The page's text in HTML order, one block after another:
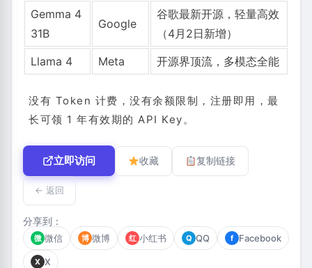
Gemma 4
31B
Google
谷歌最新开源，轻量高效
（4月2日新增）
Llama 4
Meta 开源界顶流，多模态全能
没有 Token 计费，没有余额限制，注册即用，最
长可领 1 年有效期的 API Key。
立即访问 收藏 复制链接
← 返回
分享到：
微 微信 博 微博 红 小红书 Q QQ f Facebook
X X